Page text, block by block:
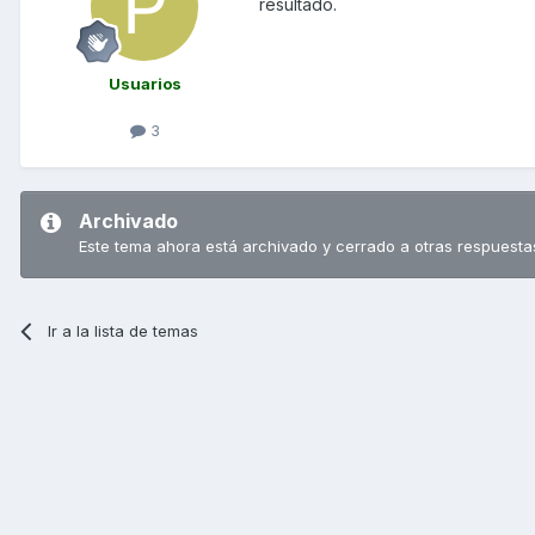
Usuarios
3
Archivado
Este tema ahora está archivado y cerrado a otras
Ir a la lista de temas